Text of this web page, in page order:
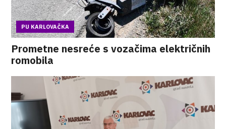
PU KARLOVAČKA
Prometne nesreće s vozačima električnih
romobila